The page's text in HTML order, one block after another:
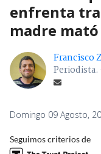
enfrenta
madre
Francisco
Domingo 09 Agosto,
Seguimos criterios de